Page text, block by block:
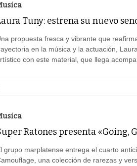
Tuny: estrena su nuevo
propuesta fresca y vibrante que
en la música y la actuación,
con este material, que llega
Ratones presenta «Going,
grupo marplatense entrega el cuarto
una colección de rarezas y